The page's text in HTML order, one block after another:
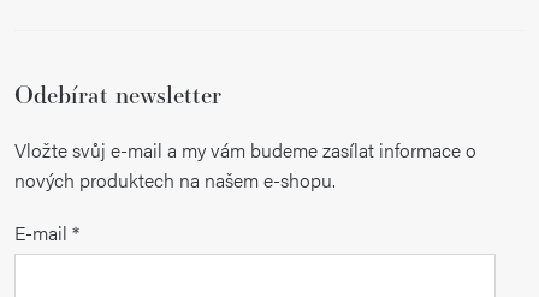
Odebírat newsletter
Vložte svůj e-mail a my vám budeme zasílat informace o
nových produktech na našem e-shopu.
E-mail